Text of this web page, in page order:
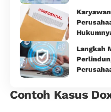
Langkah
Contoh Kasus